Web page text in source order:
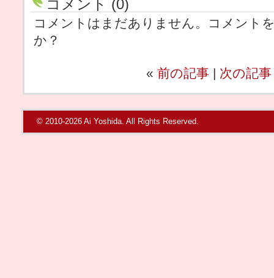
コメント (0)
コメントはまだありません。コメント
か？
« 前の記事 | 次の記事
© 2010-2026 Ai Yoshida. All Rights Reserved.